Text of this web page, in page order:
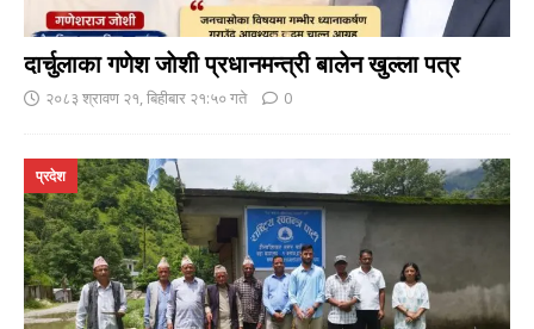
दार्चुलाका गणेश जाेशी प्रधानमन्त्री बालेन खुल्ला पत्र
२०८३ श्रावण २१, बिहीबार २१:५० गते 0
प्रदेश